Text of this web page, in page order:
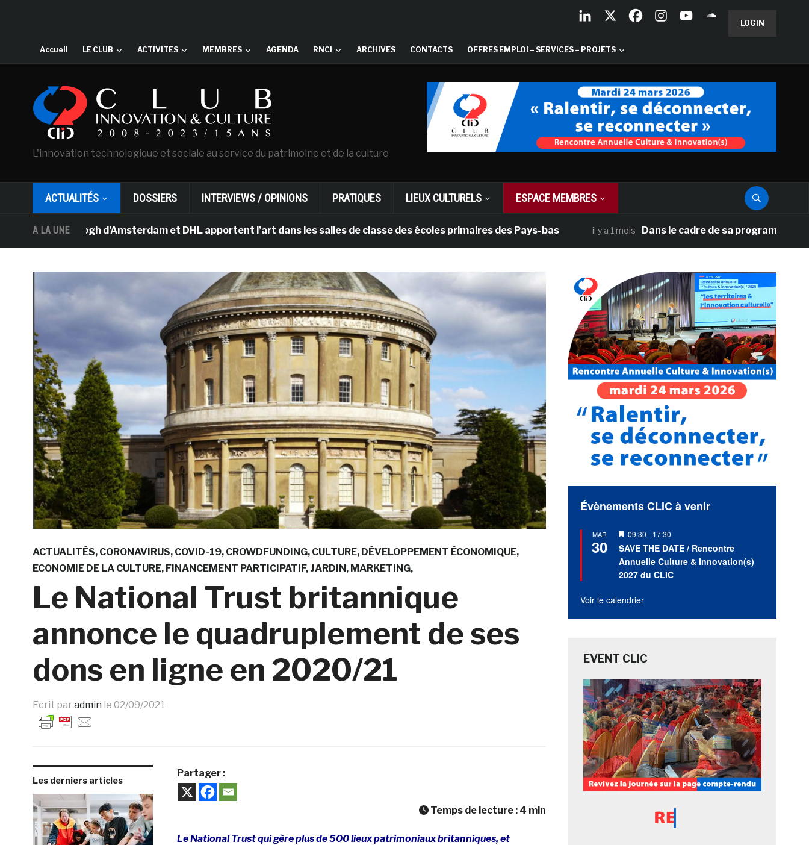
LOGIN
Accueil LE CLUB ACTIVITES MEMBRES AGENDA RNCI ARCHIVES CONTACTS OFFRES EMPLOI – SERVICES – PROJETS
L'innovation technologique et sociale au service du patrimoine et de la culture
ACTUALITÉS DOSSIERS INTERVIEWS / OPINIONS PRATIQUES LIEUX CULTURELS ESPACE MEMBRES
A LA UNE
Van Gogh d’Amsterdam et DHL apportent l’art dans les salles de classe des écoles primaires des Pays-bas il y a 1 mois Dans le cadre de sa programmation
ACTUALITÉS CORONAVIRUS COVID-19 CROWDFUNDING CULTURE DÉVELOPPEMENT ÉCONOMIQUE
ECONOMIE DE LA CULTURE FINANCEMENT PARTICIPATIF JARDIN MARKETING
Le National Trust britannique
annonce le quadruplement de ses
dons en ligne en 2020/21
Ecrit par admin le 02/09/2021
Les derniers articles
Partager :
Temps de lecture : 4 min
Le National Trust qui gère plus de 500 lieux patrimoniaux britanniques, et
Évènements CLIC à venir
MAR
30
Mis
en
avant
09:30 - 17:30
SAVE THE DATE / Rencontre
Annuelle Culture & Innovation(s)
2027 du CLIC
Voir le calendrier
EVENT CLIC